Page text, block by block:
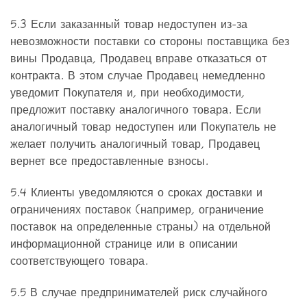
5.3 Если заказанный товар недоступен из-за
невозможности поставки со стороны поставщика без
вины Продавца, Продавец вправе отказаться от
контракта. В этом случае Продавец немедленно
уведомит Покупателя и, при необходимости,
предложит поставку аналогичного товара. Если
аналогичный товар недоступен или Покупатель не
желает получить аналогичный товар, Продавец
вернет все предоставленные взносы.
5.4 Клиенты уведомляются о сроках доставки и
ограничениях поставок (например, ограничение
поставок на определенные страны) на отдельной
информационной странице или в описании
соответствующего товара.
5.5 В случае предпринимателей риск случайного